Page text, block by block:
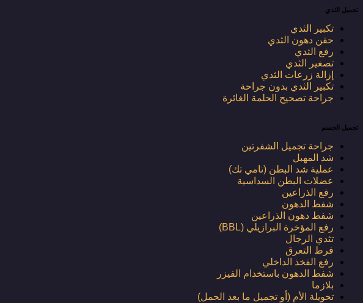
تجميل الثدي
تكبير الثدي
حقن دهون الثدي
رفع الثدي
تصغير الثدي
إزالة زرعات الثدي
تكبير الثدي بدون جراحة
جراحة تصحيح الحلمة الغائرة
تجميل الجسم
جراحة تجميل الشفرتين
شد المهبل
عملية شد البطن (تامي تك)
عضلات البطن السداسية
رفع الذراعين
شفط الدهون
شفط دهون الذراعين
رفع المؤخرة البرازيلي (BBL)
تثدي الرجال
فرط التعرق
رفع الفخذ الداخلي
شفط الدهون باستخدام الفيزر
بلازما
تحويلة الأم (أو تجميل ما بعد الحمل)